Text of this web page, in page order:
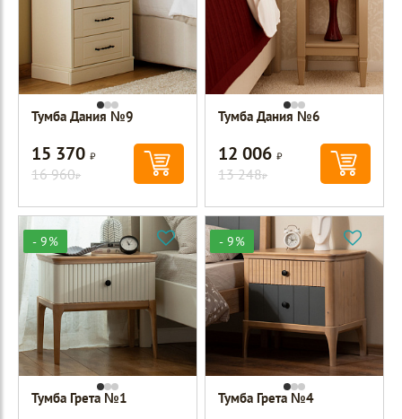
Тумба Дания №9
15 370Р
16 960Р
Тумба Дания №6
12 006Р
13 248Р
- 9%
Тумба Грета №1
- 9%
Тумба Грета №4